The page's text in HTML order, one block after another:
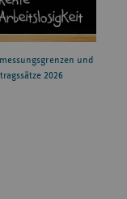
und
2026